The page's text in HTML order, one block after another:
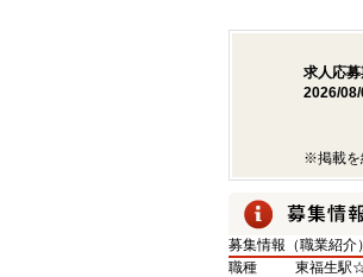
求人応募
2026/
※掲載を
募集情報（職業紹介）
職種
東福生駅